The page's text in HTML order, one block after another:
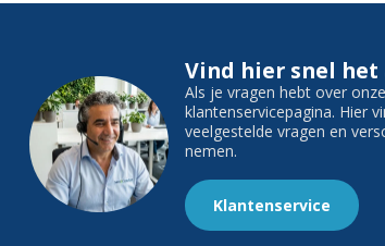
Vind hier snel
Als je vragen hebt over
klantenservicepagina. Hier
veelgestelde vragen en
nemen.
Klantenservice